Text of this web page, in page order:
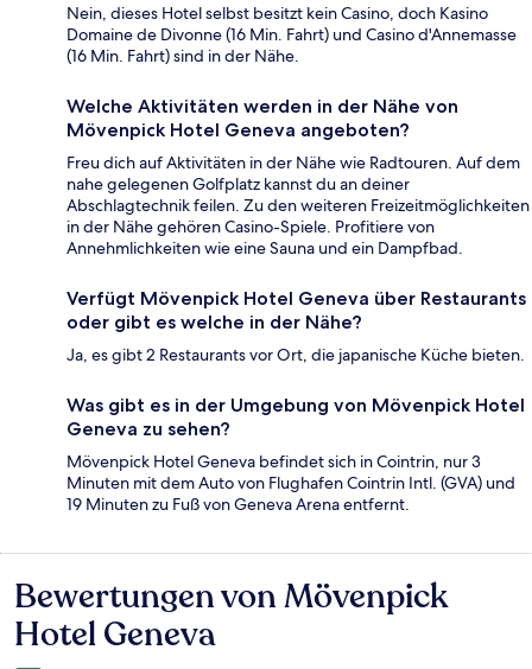
Nein, dieses Hotel selbst besitzt kein Casino, doch Kasino
Domaine de Divonne (16 Min. Fahrt) und Casino d'Annemasse
(16 Min. Fahrt) sind in der Nähe.
Welche Aktivitäten werden in der Nähe von
Mövenpick Hotel Geneva angeboten?
Freu dich auf Aktivitäten in der Nähe wie Radtouren. Auf dem
nahe gelegenen Golfplatz kannst du an deiner
Abschlagtechnik feilen. Zu den weiteren Freizeitmöglichkeiten
in der Nähe gehören Casino-Spiele. Profitiere von
Annehmlichkeiten wie eine Sauna und ein Dampfbad.
Verfügt Mövenpick Hotel Geneva über Restaurants
oder gibt es welche in der Nähe?
Ja, es gibt 2 Restaurants vor Ort, die japanische Küche bieten.
Was gibt es in der Umgebung von Mövenpick Hotel
Geneva zu sehen?
Mövenpick Hotel Geneva befindet sich in Cointrin, nur 3
Minuten mit dem Auto von Flughafen Cointrin Intl. (GVA) und
19 Minuten zu Fuß von Geneva Arena entfernt.
Bewertungen
Bewertungen von Mövenpick
Hotel Geneva